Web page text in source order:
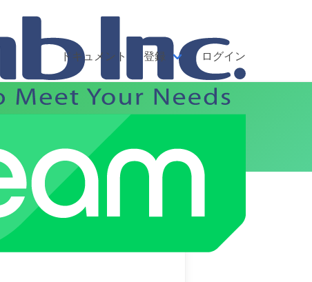
ドキュメント 登録 ログイン
移行手法
ァイルを仮想環境上へリスト